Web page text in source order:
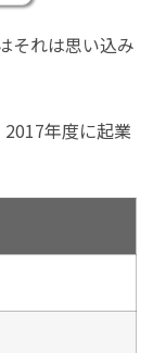
それは思い込み
年度に起業